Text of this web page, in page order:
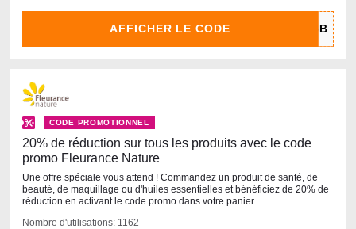
AFFICHER LE CODE
CODE PROMOTIONNEL
20% de réduction sur tous les produits avec le code
promo Fleurance Nature
Une offre spéciale vous attend ! Commandez un produit de santé, de
beauté, de maquillage ou d'huiles essentielles et bénéficiez de 20% de
réduction en activant le code promo dans votre panier.
Nombre d'utilisations: 1162